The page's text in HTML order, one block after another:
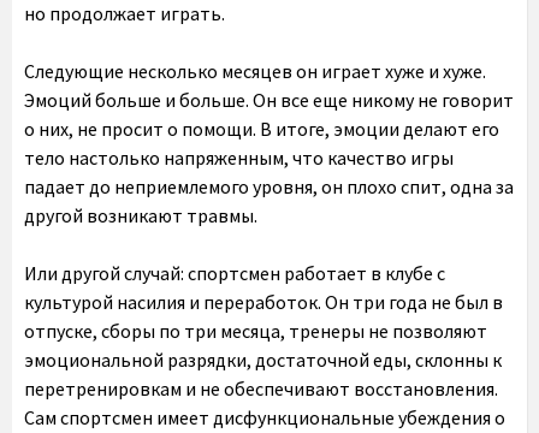
но продолжает играть.
Следующие несколько месяцев он играет хуже и хуже.
Эмоций больше и больше. Он все еще никому не говорит
о них, не просит о помощи. В итоге, эмоции делают его
тело настолько напряженным, что качество игры
падает до неприемлемого уровня, он плохо спит, одна за
другой возникают травмы.
Или другой случай: спортсмен работает в клубе с
культурой насилия и переработок. Он три года не был в
отпуске, сборы по три месяца, тренеры не позволяют
эмоциональной разрядки, достаточной еды, склонны к
перетренировкам и не обеспечивают восстановления.
Сам спортсмен имеет дисфункциональные убеждения о